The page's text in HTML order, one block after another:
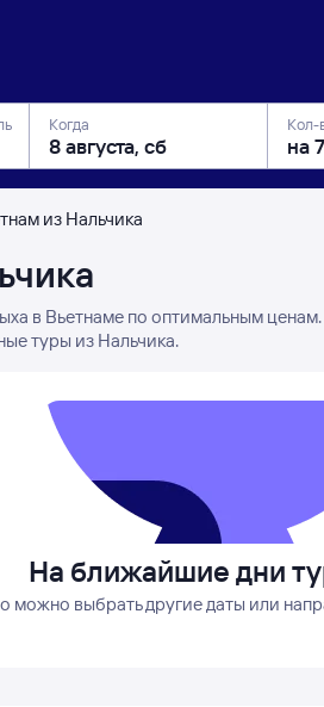
Когда Кол-
из Нальчика
в Вьетнаме по оптимальным
туры из Нальчика.
На ближайшие дни
можно выбрать другие даты или